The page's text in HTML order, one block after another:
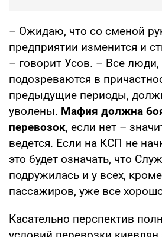
– Ожидаю, что со сменой
предприятии изменится и
– говорит Усов. – Все
подозреваются в
предыдущие периоды,
уволены. Мафия должна
перевозок, если нет –
ведется. Если на КСП не
это будет означать, что
подружилась и у всех,
пассажиров, уже все
Касательно перспектив